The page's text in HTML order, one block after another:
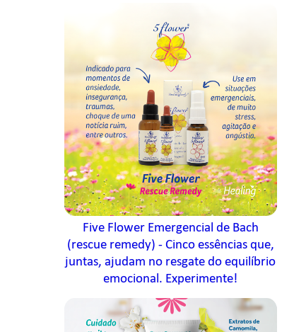
Five Flower Emergencial de Bach
(rescue remedy) - Cinco essências que,
juntas, ajudam no resgate do equilíbrio
emocional. Experimente!